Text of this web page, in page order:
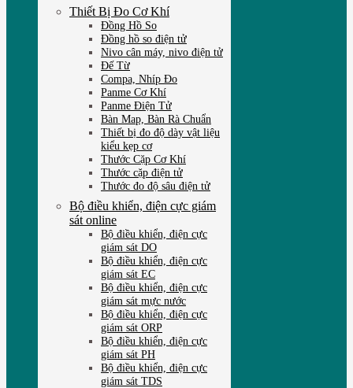
Thiết Bị Đo Cơ Khí
Đồng Hồ So
Đồng hồ so điện tử
Nivo cân máy, nivo điện tử
Đế Từ
Compa, Nhíp Đo
Panme Cơ Khí
Panme Điện Tử
Bàn Map, Bàn Rà Chuẩn
Thiết bị đo độ dày vật liệu
kiểu kẹp cơ
Thước Cặp Cơ Khí
Thước cặp điện tử
Thước đo độ sâu điện tử
Bộ điều khiển, điện cực giám
sát online
Bộ điều khiển, điện cực
giám sát DO
Bộ điều khiển, điện cực
giám sát EC
Bộ điều khiển, điện cực
giám sát mực nước
Bộ điều khiển, điện cực
giám sát ORP
Bộ điều khiển, điện cực
giám sát PH
Bộ điều khiển, điện cực
giám sát TDS